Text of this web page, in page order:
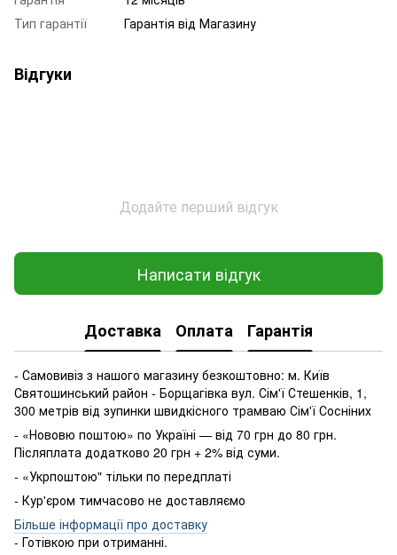
Тип гарантії
Гарантія від Магазину
Відгуки
Додайте перший відгук
Написати відгук
Доставка Оплата Гарантія
- Самовивіз з нашого магазину безкоштовно: м. Київ
Святошинський район - Борщагівка вул. Сім'ї Стешенків, 1,
300 метрів від зупинки швидкісного трамваю Сім'ї Сосніних
- «Нововю поштою» по Україні — від 70 грн до 80 грн.
Післяплата додатково 20 грн + 2% від суми.
- «Укрпоштою" тільки по передплаті
- Кур'єром тимчасово не доставляємо
Більше інформації про доставку
- Готівкою при отриманні.